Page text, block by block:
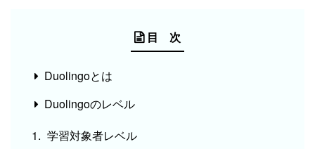
目 次
Duolingoとは
Duolingoのレベル
学習対象者レベル